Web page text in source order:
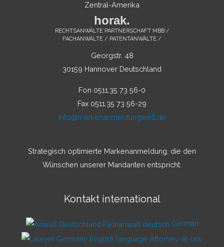
Zentral-Amerika
horak.
RECHTSANWÄLTE PARTNERSCHAFT MBB /
FACHANWÄLTE / PATENTANWÄLTE /
Georgstr. 48
30159 Hannover Deutschland
Fon 0511.35 73 56-0
Fax 0511.35 73 56-29
info@markenanmeldungwelt.de
Strategisch optimierte Markenanmeldung, die den
Wünschen unserer Mandanten entspricht.
Kontakt international
German